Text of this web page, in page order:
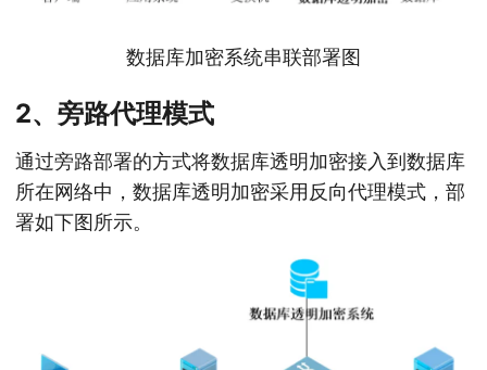
数据库加密系统串联部署图
2、旁路代理模式
通过旁路部署的方式将数据库透明加密接入到数据库
所在网络中，数据库透明加密采用反向代理模式，部
署如下图所示。